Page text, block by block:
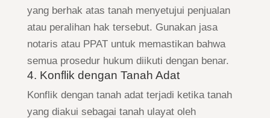
yang berhak atas tanah menyetujui penjualan
atau peralihan hak tersebut. Gunakan jasa
notaris atau PPAT untuk memastikan bahwa
semua prosedur hukum diikuti dengan benar.
4. Konflik dengan Tanah Adat
Konflik dengan tanah adat terjadi ketika tanah
yang diakui sebagai tanah ulayat oleh